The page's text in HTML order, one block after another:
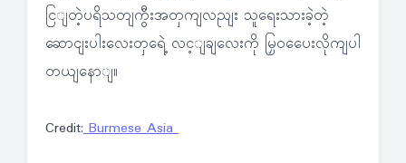
ငြျတဲ့ပရိသတျကွီးအတှကျလညျး သူရေးသားခဲ့တဲ့
ဆောငျးပါးလေးတှရေဲ့ လင့ျချလေးကို မြှဝပေေးလိုကျပါ
တယျနောျ။
Credit:Burmese Asia